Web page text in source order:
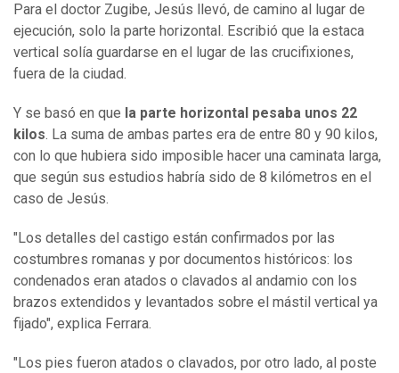
Para el doctor Zugibe, Jesús llevó, de camino al lugar de
ejecución, solo la parte horizontal. Escribió que la estaca
vertical solía guardarse en el lugar de las crucifixiones,
fuera de la ciudad.
Y se basó en que la parte horizontal pesaba unos 22
kilos. La suma de ambas partes era de entre 80 y 90 kilos,
con lo que hubiera sido imposible hacer una caminata larga,
que según sus estudios habría sido de 8 kilómetros en el
caso de Jesús.
"Los detalles del castigo están confirmados por las
costumbres romanas y por documentos históricos: los
condenados eran atados o clavados al andamio con los
brazos extendidos y levantados sobre el mástil vertical ya
fijado", explica Ferrara.
"Los pies fueron atados o clavados, por otro lado, al poste